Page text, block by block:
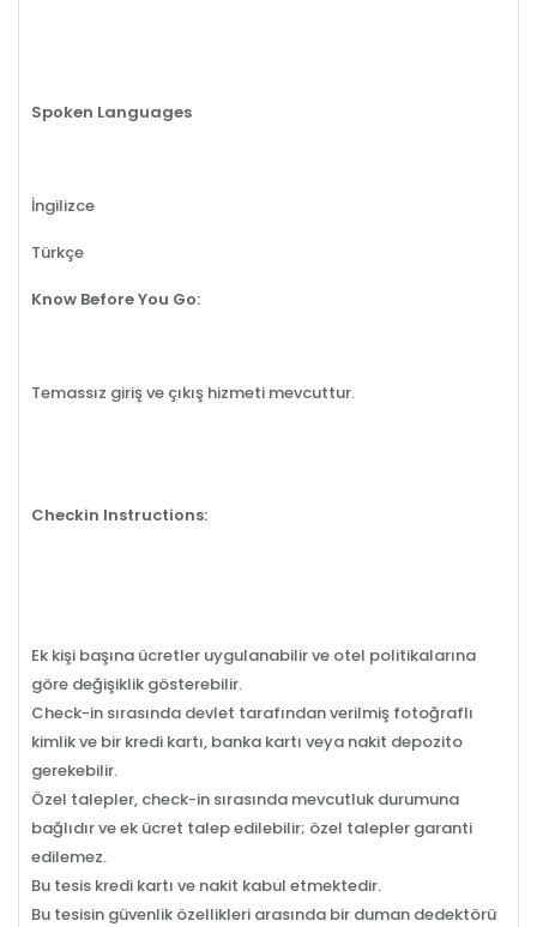
Spoken Languages
İngilizce
Türkçe
Know Before You Go:
Temassız giriş ve çıkış hizmeti mevcuttur.
Checkin Instructions:
Ek kişi başına ücretler uygulanabilir ve otel politikalarına
göre değişiklik gösterebilir.
Check-in sırasında devlet tarafından verilmiş fotoğraflı
kimlik ve bir kredi kartı, banka kartı veya nakit depozito
gerekebilir.
Özel talepler, check-in sırasında mevcutluk durumuna
bağlıdır ve ek ücret talep edilebilir; özel talepler garanti
edilemez.
Bu tesis kredi kartı ve nakit kabul etmektedir.
Bu tesisin güvenlik özellikleri arasında bir duman dedektörü